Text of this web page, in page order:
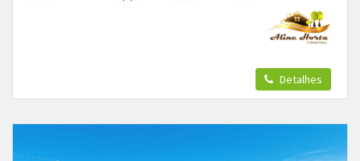
Detalhes